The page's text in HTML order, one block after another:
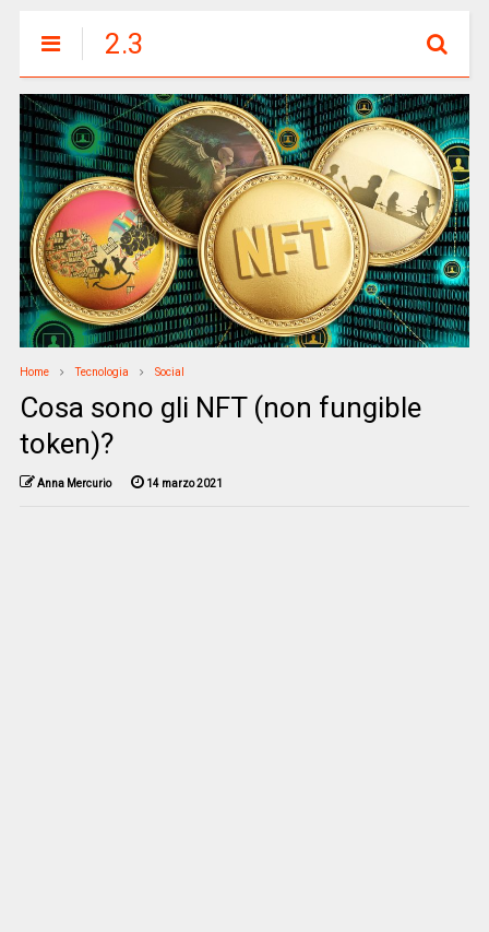
2.3
Home Tecnologia Social
Cosa sono gli NFT (non fungible
token)?
Anna Mercurio 14 marzo 2021